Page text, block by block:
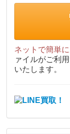
ネットで簡単
ァイルがご利
いたします。